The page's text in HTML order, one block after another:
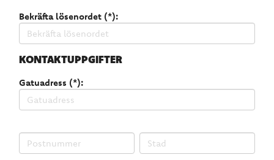
Bekräfta lösenordet (*):
KONTAKTUPPGIFTER
Gatuadress (*):